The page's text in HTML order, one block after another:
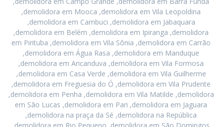
,demolidora em Mooca ,demolidora em Vila Leopoldina
,demolidora em Cambuci ,demolidora em Jabaquara
,demolidora em Belém ,demolidora em Ipiranga ,demolidora
em Pirituba ,demolidora em Vila Sônia ,demolidora em Carrão
,demolidora em Água Rasa ,demolidora em Manduque
,demolidora em Aricanduva ,demolidora em Vila Formosa
,demolidora em Casa Verde ,demolidora em Vila Guilherme
,demolidora em Freguesia do Ó ,demolidora em Vila Prudente
,demolidora em Penha ,demolidora em Vila Matilde ,demolidora
em São Lucas ,demolidora em Pari ,demolidora em Jaguara
,demolidora na praça da Sé ,demolidora na República